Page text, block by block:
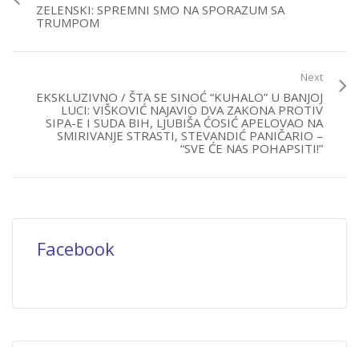
ZELENSKI: SPREMNI SMO NA SPORAZUM SA
TRUMPOM
Next
EKSKLUZIVNO / ŠTA SE SINOĆ “KUHALO” U BANJOJ
LUCI: VIŠKOVIĆ NAJAVIO DVA ZAKONA PROTIV
SIPA-E I SUDA BIH, LJUBIŠA ĆOSIĆ APELOVAO NA
SMIRIVANJE STRASTI, STEVANDIĆ PANIČARIO –
“SVE ĆE NAS POHAPSITI!”
Facebook